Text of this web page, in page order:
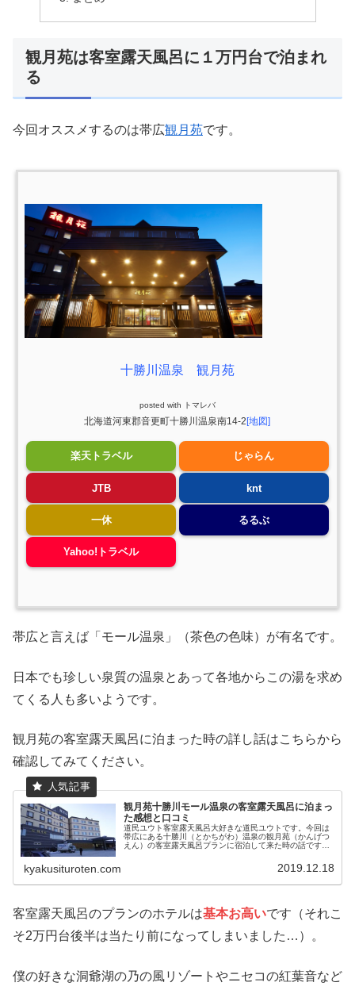
観月苑は客室露天風呂に１万円台で泊まれ
る
今回オススメするのは帯広観月苑です。
十勝川温泉 観月苑
posted with トマレバ
北海道河東郡音更町十勝川温泉南14-2[地図]
楽天トラベル じゃらん
JTB knt
一休 るるぶ
Yahoo!トラベル
帯広と言えば「モール温泉」（茶色の色味）が有名です。
日本でも珍しい泉質の温泉とあって各地からこの湯を求め
てくる人も多いようです。
観月苑の客室露天風呂に泊まった時の詳し話はこちらから
確認してみてください。
観月苑十勝川モール温泉の客室露天風呂に泊まっ
た感想と口コミ
道民ユウト客室露天風呂大好きな道民ユウトです。今回は
帯広にある十勝川（とかちがわ）温泉の観月苑（かんげつ
えん）の客室露天風呂プランに宿泊して来た時の話です。
kyakusituroten.com 2019.12.18
客室露天風呂のプランのホテルは基本お高いです（それこ
そ2万円台後半は当たり前になってしまいました…）。
僕の好きな洞爺湖の乃の風リゾートやニセコの紅葉音など